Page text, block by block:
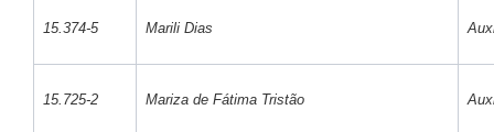
15.374-5 Marili Dias
15.725-2 Mariza de Fátima Tristão